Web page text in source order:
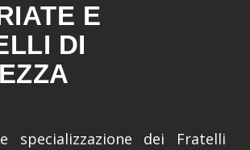
E
DI
specializzazione dei Fratelli